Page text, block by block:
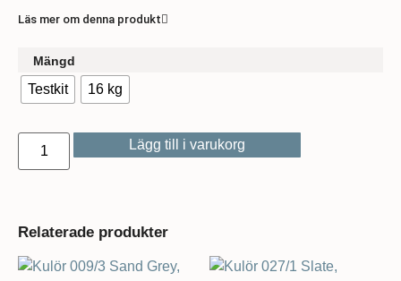
Läs mer om denna produkt
Mängd
Testkit 16 kg
Lägg till i varukorg
Relaterade produkter